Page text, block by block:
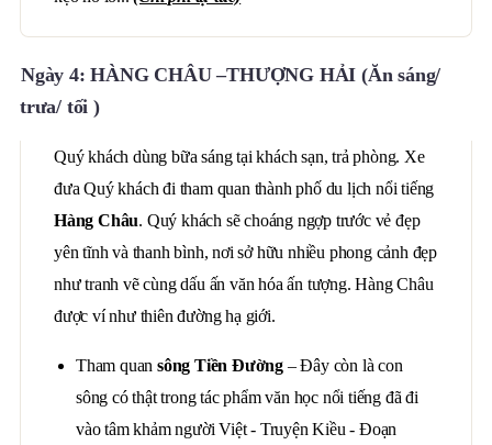
Ngày 4: HÀNG CHÂU –THƯỢNG HẢI (Ăn sáng/
trưa/ tối )
Quý khách dùng bữa sáng tại khách sạn, trả phòng. Xe
đưa Quý khách đi tham quan thành phố du lịch nổi tiếng
Hàng Châu. Quý khách sẽ choáng ngợp trước vẻ đẹp
yên tĩnh và thanh bình, nơi sở hữu nhiều phong cảnh đẹp
như tranh vẽ cùng dấu ấn văn hóa ấn tượng. Hàng Châu
được ví như thiên đường hạ giới.
Tham quan sông Tiền Đường – Đây còn là con
sông có thật trong tác phẩm văn học nổi tiếng đã đi
vào tâm khảm người Việt - Truyện Kiều - Đoạn